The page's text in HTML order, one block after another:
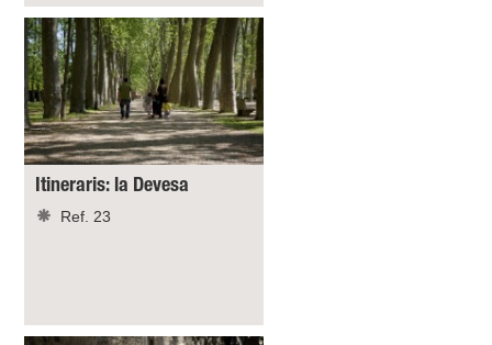
Itineraris: la Devesa
Ref. 23